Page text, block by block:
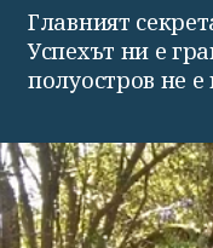
Главният
Успехът ни е
полуостров не